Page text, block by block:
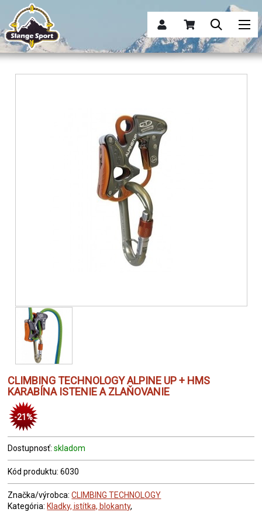
CLIMBING TECHNOLOGY ALPINE UP + HMS
KARABÍNA ISTENIE A ZLAŇOVANIE
-21%
Dostupnosť:skladom
Kód produktu: 6030
Značka/výrobca: CLIMBING TECHNOLOGY
Kategória: Kladky, istítka, blokanty,